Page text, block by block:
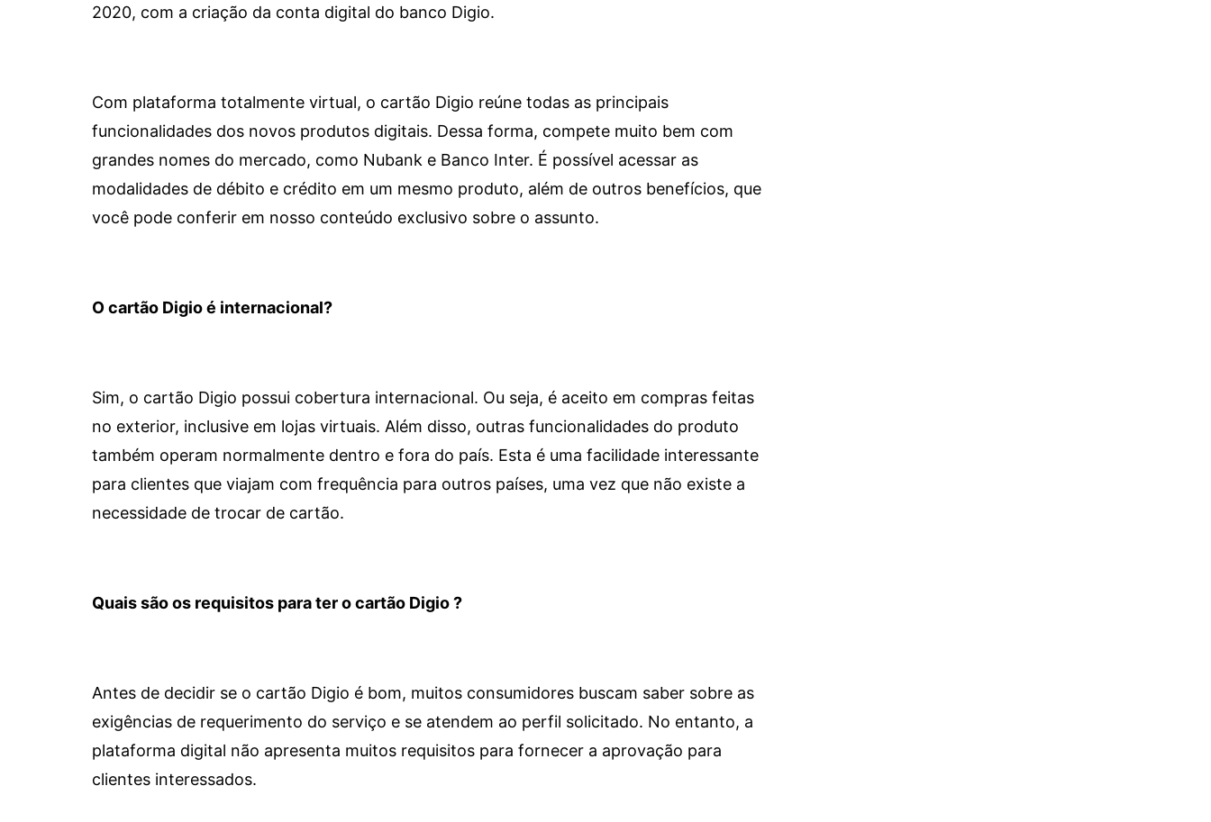
2020, com a criação da conta digital do banco Digio.
Com plataforma totalmente virtual, o cartão Digio reúne todas as principais
funcionalidades dos novos produtos digitais. Dessa forma, compete muito bem com
grandes nomes do mercado, como Nubank e Banco Inter. É possível acessar as
modalidades de débito e crédito em um mesmo produto, além de outros benefícios, que
você pode conferir em nosso conteúdo exclusivo sobre o assunto.
O cartão Digio é internacional?
Sim, o cartão Digio possui cobertura internacional. Ou seja, é aceito em compras feitas
no exterior, inclusive em lojas virtuais. Além disso, outras funcionalidades do produto
também operam normalmente dentro e fora do país. Esta é uma facilidade interessante
para clientes que viajam com frequência para outros países, uma vez que não existe a
necessidade de trocar de cartão.
Quais são os requisitos para ter o cartão Digio ?
Antes de decidir se o cartão Digio é bom, muitos consumidores buscam saber sobre as
exigências de requerimento do serviço e se atendem ao perfil solicitado. No entanto, a
plataforma digital não apresenta muitos requisitos para fornecer a aprovação para
clientes interessados.